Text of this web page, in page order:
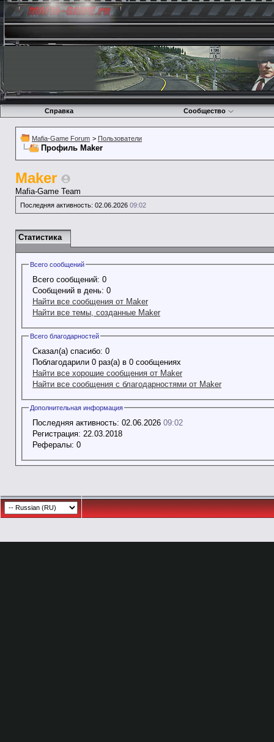
Справка Сообщество
Mafia-Game Forum > Пользователи
Профиль Maker
Maker
Mafia-Game Team
Последняя активность: 02.06.2026 09:02
Статистика
Всего сообщений
Всего сообщений: 0
Сообщений в день: 0
Найти все сообщения от Maker
Найти все темы, созданные Maker
Всего благодарностей
Сказал(а) спасибо: 0
Поблагодарили 0 раз(а) в 0 сообщениях
Найти все хорошие сообщения от Maker
Найти все сообщения с благодарностями от Maker
Дополнительная информация
Последняя активность: 02.06.2026 09:02
Регистрация: 22.03.2018
Рефералы: 0